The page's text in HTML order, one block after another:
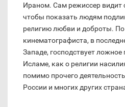
Ираном. Сам режиссер видит
чтобы показать людям
религию любви и доброты.
кинематографиста, в
Западе, господствует ложное
Исламе, как о религии
помимо прочего
России и многих других